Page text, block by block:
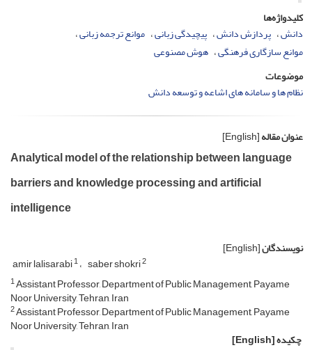
کلیدواژه‌ها
دانش پردازش دانش پیچیدگی زبانی موانع ترجمه زبانی
موانع سازگاری فرهنگی هوش مصنوعی
موضوعات
نظام ها و سامانه های اشاعه و توسعه دانش
عنوان مقاله[English]
Analytical model of the relationship between language
barriers and knowledge processing and artificial
intelligence
نویسندگان[English]
amir lalisarabi1 saber shokri2
1Assistant Professor, Department of Public Management, Payame
Noor University, Tehran, Iran
2Assistant Professor, Department of Public Management, Payame
Noor University, Tehran, Iran
چکیده[English]